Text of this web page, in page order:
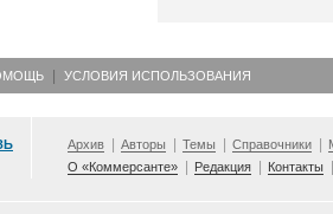
УСЛОВИЯ ИСПОЛЬЗОВАНИЯ
Архив Авторы Темы Справочники
О «Коммерсанте»
Редакция Контакты